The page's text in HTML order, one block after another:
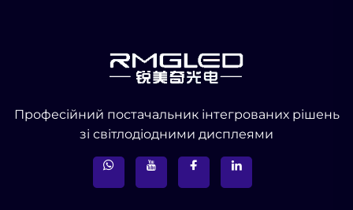
Професійний постачальник інтегрованих рішень
зі світлодіодними дисплеями